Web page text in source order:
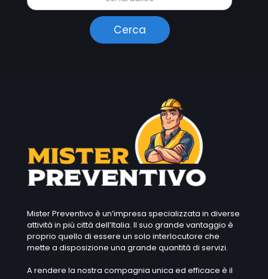
Mister Preventivo è un’impresa specializzata in diverse
attività in più città dell’Italia. Il suo grande vantaggio è
proprio quello di essere un solo interlocutore che
mette a disposizione una grande quantità di servizi.
A rendere la nostra compagnia unica ed efficace è il